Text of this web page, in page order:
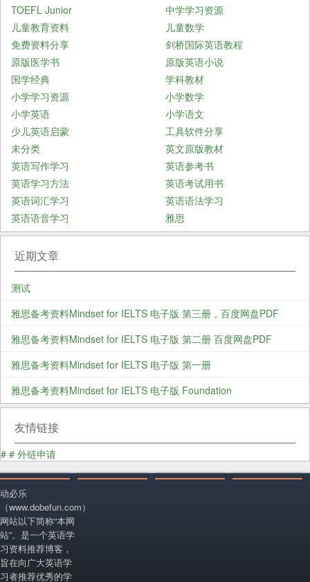
TOEFL Junior
中学学习资源
儿童教育资料
儿童数学
免费资料分享
剑桥国际英语教程
原版医学书
原版英语小说
国学经典
学科教材
小学学习资源
小学数学
小学英语
小学语文
少儿英语启蒙
工具软件分享
未分类
英文原版教材
英语写作学习
英语参考书
英语学习方法
英语考试用书
英语词汇学习
英语语法学习
英语语音学习
雅思
近期文章
测试
雅思备考资料Mindset for IELTS 电子版 第三册，百度网盘PDF
雅思备考资料Mindset for IELTS 电子版 第二册 百度网盘PDF
雅思备考资料Mindset for IELTS 电子版 第一册
雅思备考资料Mindset for IELTS 电子版 Foundation
友情链接
# # 外链申请
动必乐
（www.dobefun.com）
网站以下简称“本网
站”。是一个英语学
习资料推荐博客，
旨在向广大英语学
习者推荐优秀的学